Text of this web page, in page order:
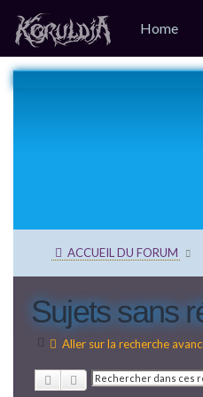
Home
ACCUEIL DU FORUM
Sujets sans
Aller sur la recherche
RechercherRecherche avancée